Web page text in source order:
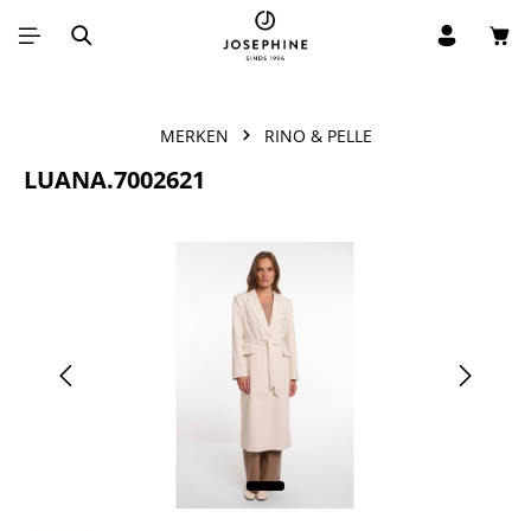
Ga naar de hoofdinhoud
MERKEN RINO & PELLE
LUANA.7002621